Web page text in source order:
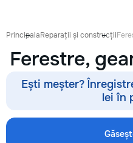
PrincipalaReparații și construcții
Ferestre,
Ești meșter?
lei în